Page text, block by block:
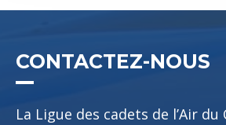
CONTACTEZ-NOUS
La Ligue des cadets de l’Air du